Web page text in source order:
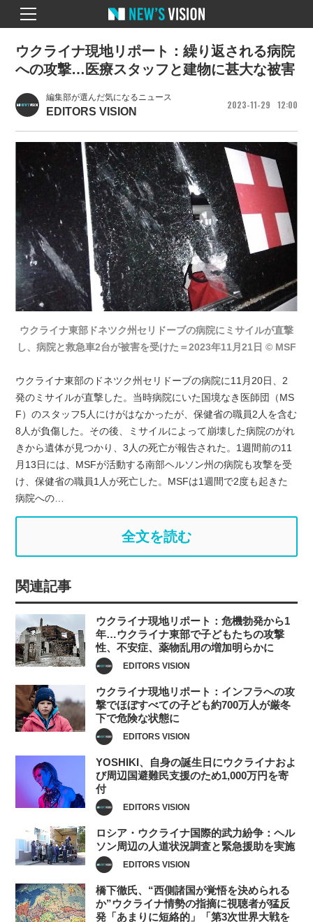
編集部が選んだ気になるニュース
EDITORS VISION
2023 11 29 12 00
ウクライナ現地リポート：繰り返される病院
への攻撃…医療スタッフと建物に甚大な被害
ウクライナ東部ドネツク州セリドーブの病院にミサイルが直撃
し、病院と救急車2台が被害を受けた＝2023年11月21日 © MSF
ウクライナ東部のドネツク州セリドーブの病院に11月20日、2
発のミサイルが直撃した。当時病院にいた国境なき医師団（MS
F）のスタッフ5人にけがはなかったが、保健省の職員2人を含む
8人が負傷した。その後、ミサイルによって崩壊した病院のがれ
きから遺体が見つかり、3人の死亡が報告された。1週間前の11
月13日には、MSFが活動する南部ヘルソン州の病院も攻撃を受
け、保健省の職員1人が死亡した。MSFは1週間で2度も起きた
病院への…
全文を読む
関連記事
ウクライナ現地リポート：危機勃発から1
年…ウクライナ東部で子どもたちの攻撃
性、不安症、薬物乱用の増加明らかに
EDITORS VISION
ウクライナ現地リポート：インフラへの攻
撃でほぼすべての子ども約700万人が厳冬
下で危険な状態に
EDITORS VISION
YOSHIKI、自身の誕生日にウクライナおよ
び周辺国避難民支援のため1,000万円を寄
付
EDITORS VISION
ロシア・ウクライナ国際的武力紛争：ヘル
ソン周辺の人道状況調査と緊急援助を実施
EDITORS VISION
橋下徹氏、“西側諸国が覚悟を決められる
か”ウクライナ情勢の指摘に視聴者が猛反
発「あまりに短絡的」「第3次世界大戦を